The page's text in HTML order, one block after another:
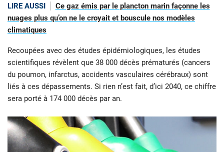
LIRE AUSSI
Ce gaz émis par le plancton marin façonne les
nuages plus qu’on ne le croyait et bouscule nos modèles
climatiques
Recoupées avec des études épidémiologiques, les études
scientifiques révèlent que 38 000 décès prématurés (cancers
du poumon, infarctus, accidents vasculaires cérébraux) sont
liés à ces dépassements. Si rien n’est fait, d’ici 2040, ce chiffre
sera porté à 174 000 décès par an.